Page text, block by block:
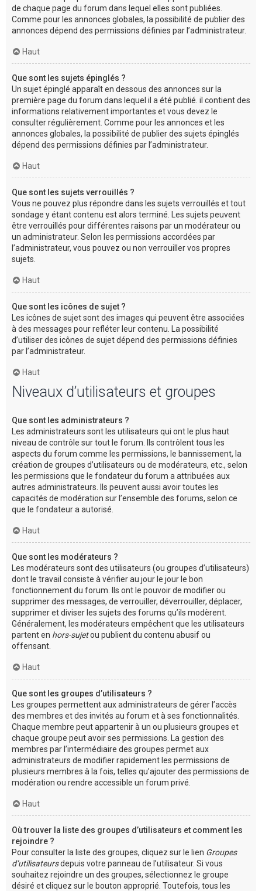
de chaque page du forum dans lequel elles sont publiées.
Comme pour les annonces globales, la possibilité de publier des
annonces dépend des permissions définies par l’administrateur.
Haut
Que sont les sujets épinglés ?
Un sujet épinglé apparaît en dessous des annonces sur la
première page du forum dans lequel il a été publié. il contient des
informations relativement importantes et vous devez le
consulter régulièrement. Comme pour les annonces et les
annonces globales, la possibilité de publier des sujets épinglés
dépend des permissions définies par l’administrateur.
Haut
Que sont les sujets verrouillés ?
Vous ne pouvez plus répondre dans les sujets verrouillés et tout
sondage y étant contenu est alors terminé. Les sujets peuvent
être verrouillés pour différentes raisons par un modérateur ou
un administrateur. Selon les permissions accordées par
l’administrateur, vous pouvez ou non verrouiller vos propres
sujets.
Haut
Que sont les icônes de sujet ?
Les icônes de sujet sont des images qui peuvent être associées
à des messages pour refléter leur contenu. La possibilité
d’utiliser des icônes de sujet dépend des permissions définies
par l’administrateur.
Haut
Niveaux d’utilisateurs et groupes
Que sont les administrateurs ?
Les administrateurs sont les utilisateurs qui ont le plus haut
niveau de contrôle sur tout le forum. Ils contrôlent tous les
aspects du forum comme les permissions, le bannissement, la
création de groupes d’utilisateurs ou de modérateurs, etc., selon
les permissions que le fondateur du forum a attribuées aux
autres administrateurs. Ils peuvent aussi avoir toutes les
capacités de modération sur l’ensemble des forums, selon ce
que le fondateur a autorisé.
Haut
Que sont les modérateurs ?
Les modérateurs sont des utilisateurs (ou groupes d’utilisateurs)
dont le travail consiste à vérifier au jour le jour le bon
fonctionnement du forum. Ils ont le pouvoir de modifier ou
supprimer des messages, de verrouiller, déverrouiller, déplacer,
supprimer et diviser les sujets des forums qu’ils modèrent.
Généralement, les modérateurs empêchent que les utilisateurs
partent en hors-sujetou publient du contenu abusif ou
offensant.
Haut
Que sont les groupes d’utilisateurs ?
Les groupes permettent aux administrateurs de gérer l’accès
des membres et des invités au forum et à ses fonctionnalités.
Chaque membre peut appartenir à un ou plusieurs groupes et
chaque groupe peut avoir ses permissions. La gestion des
membres par l’intermédiaire des groupes permet aux
administrateurs de modifier rapidement les permissions de
plusieurs membres à la fois, telles qu’ajouter des permissions de
modération ou rendre accessible un forum privé.
Haut
Où trouver la liste des groupes d’utilisateurs et comment les
rejoindre ?
Pour consulter la liste des groupes, cliquez sur le lien Groupes
d’utilisateursdepuis votre panneau de l’utilisateur. Si vous
souhaitez rejoindre un des groupes, sélectionnez le groupe
désiré et cliquez sur le bouton approprié. Toutefois, tous les